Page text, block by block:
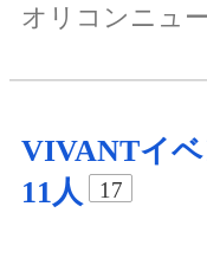
オリコンニュ
VIVANTイ
11人
17